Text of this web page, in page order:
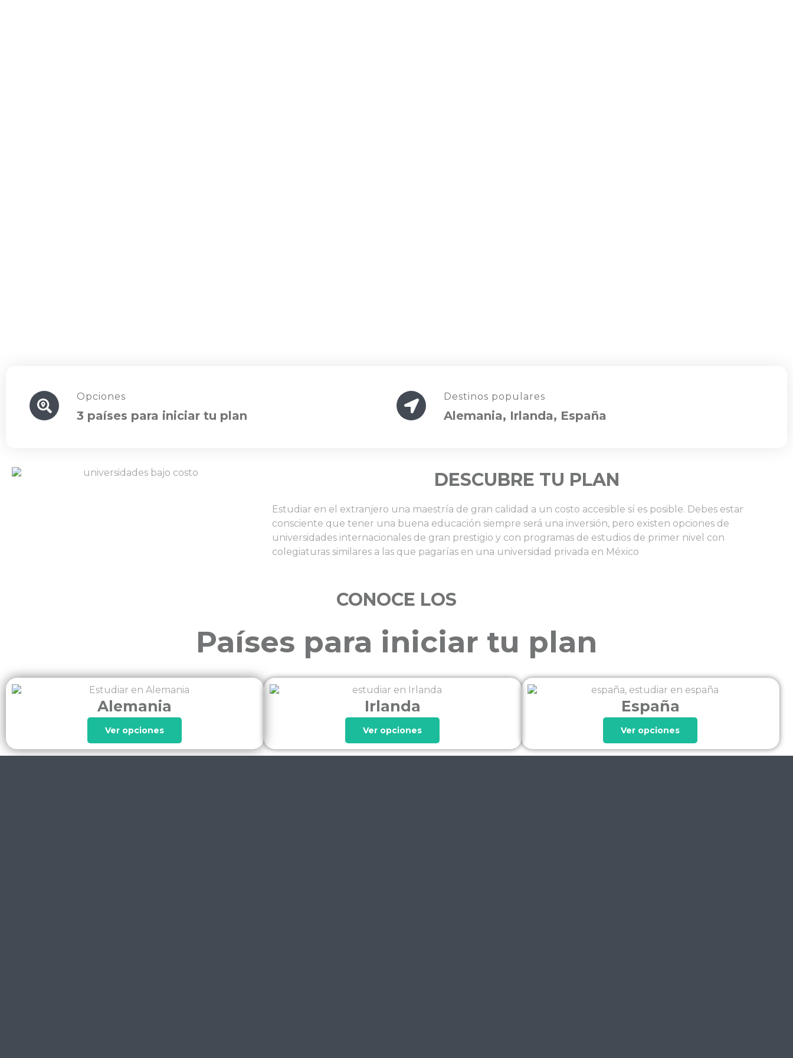
Opciones
3 países para iniciar tu plan
Destinos populares
Alemania, Irlanda, España
DESCUBRE TU PLAN
Estudiar en el extranjero una maestría de gran calidad a un costo accesible sí es posible. Debes estar
consciente que tener una buena educación siempre será una inversión, pero existen opciones de
universidades internacionales de gran prestigio y con programas de estudios de primer nivel con
colegiaturas similares a las que pagarías en una universidad privada en México
CONOCE LOS
Países para iniciar tu plan
Alemania
Ver opciones
Irlanda
Ver opciones
España
Ver opciones